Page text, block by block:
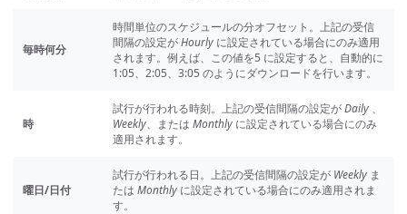
毎時何分
時間単位のスケジュールの分オフセット。上記の受信
間隔の設定がHourly に設定されている場合にのみ適用
されます。例えば、この値を5 に設定すると、自動的に
1:05、2:05、3:05 のようにダウンロードを行います。
時
試行が行われる時刻。上記の受信間隔の設定がDaily 、
Weekly、または Monthly に設定されている場合にのみ
適用されます。
曜日/日付
試行が行われる日。上記の受信間隔の設定が Weekly ま
たは Monthly に設定されている場合にのみ適用されま
す。